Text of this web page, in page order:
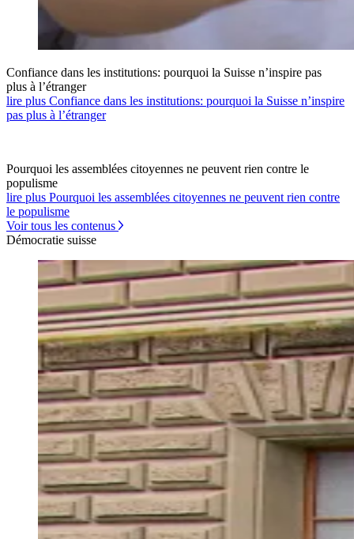
Confiance dans les institutions: pourquoi la Suisse n’inspire pas
plus à l’étranger
lire plus Confiance dans les institutions: pourquoi la Suisse n’inspire
pas plus à l’étranger
Pourquoi les assemblées citoyennes ne peuvent rien contre le
populisme
lire plus Pourquoi les assemblées citoyennes ne peuvent rien contre
le populisme
Voir tous les contenus
Démocratie suisse